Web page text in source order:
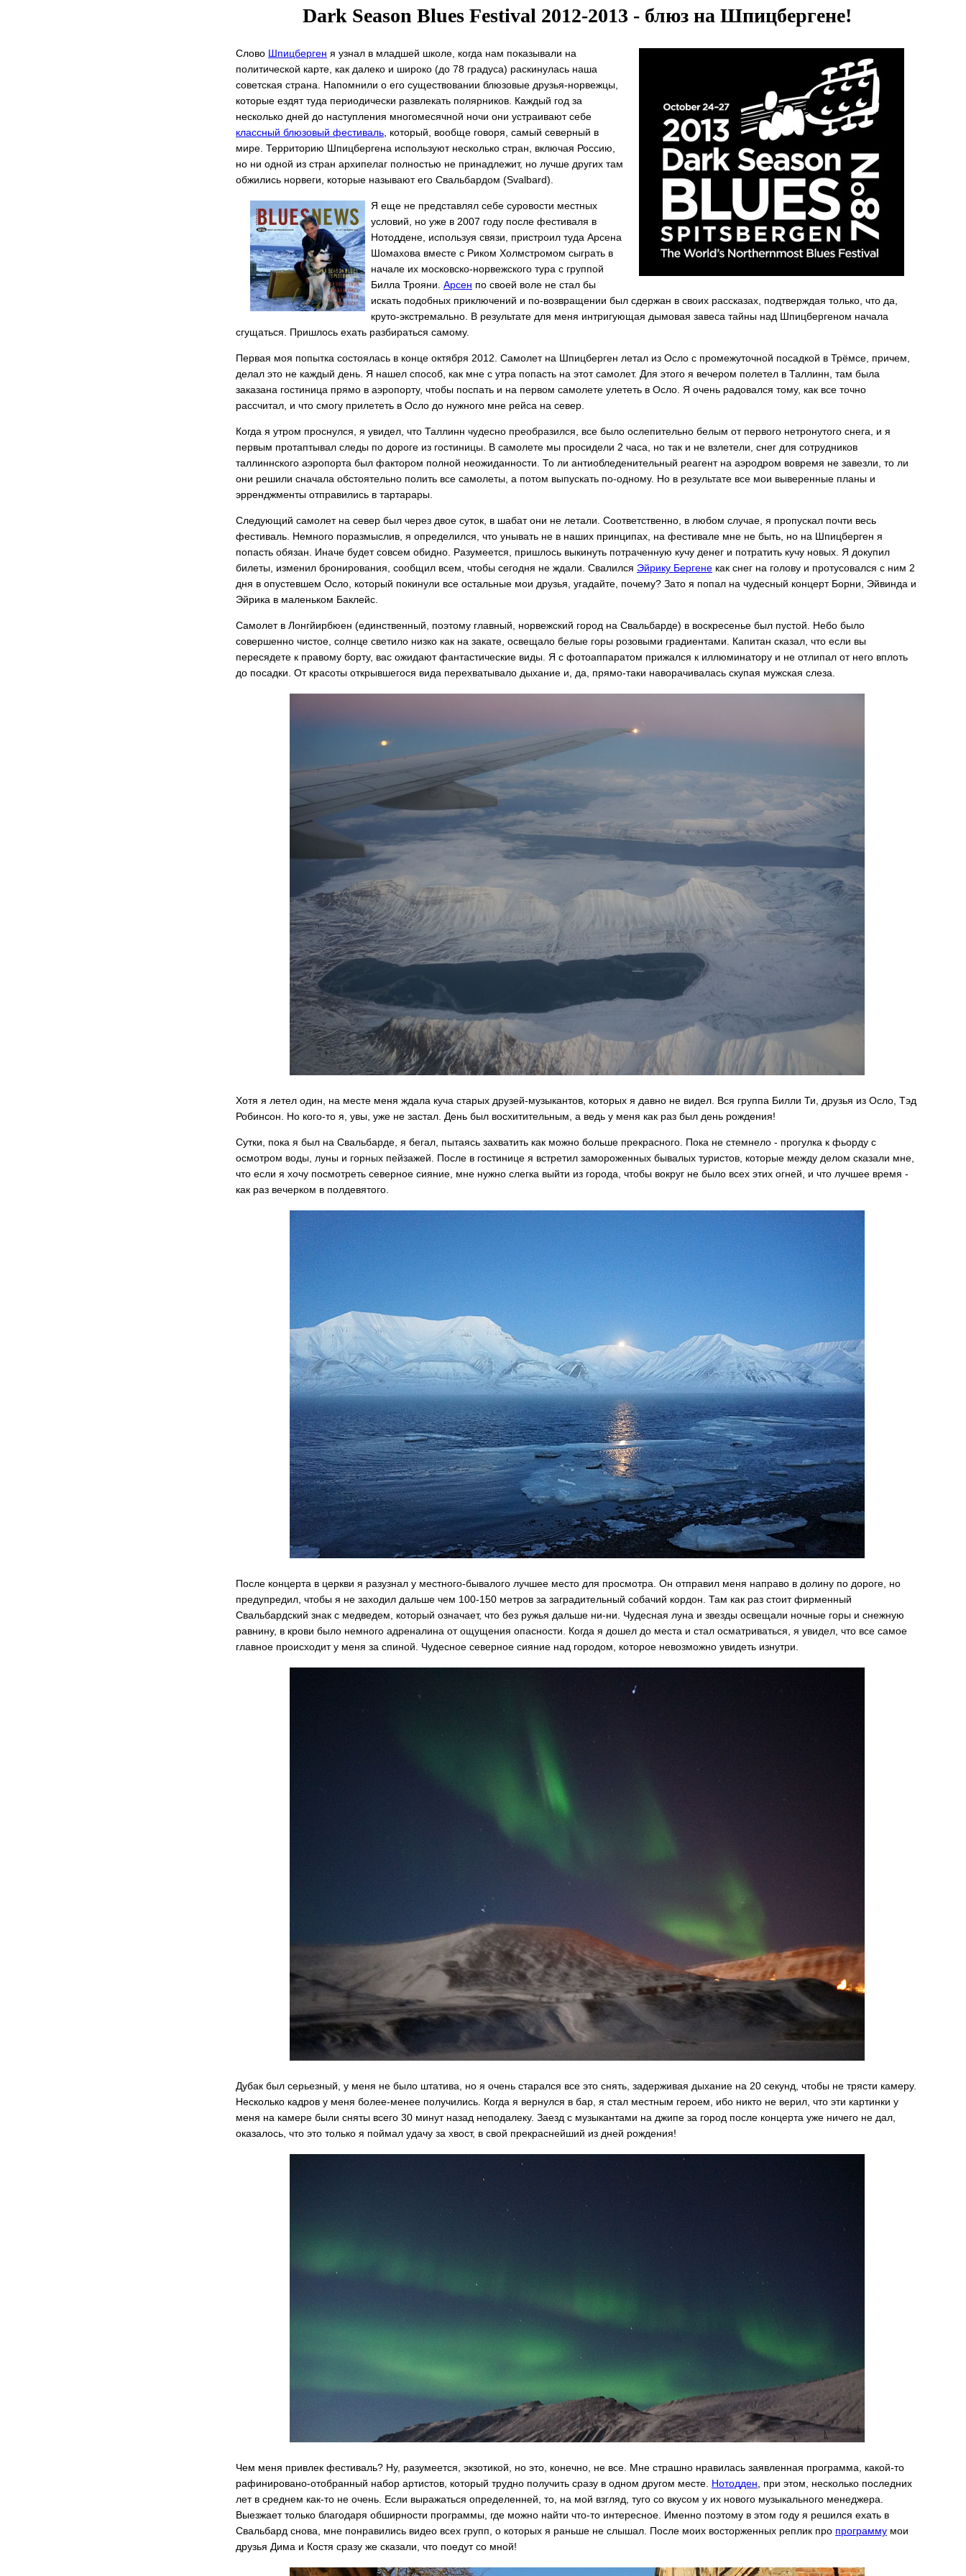
Dark Season Blues Festival 2012-2013 - блюз на Шпицбергене!
Слово Шпицберген я узнал в младшей школе, когда нам показывали на
политической карте, как далеко и широко (до 78 градуса) раскинулась наша
советская страна. Напомнили о его существовании блюзовые друзья-норвежцы,
которые ездят туда периодически развлекать полярников. Каждый год за
несколько дней до наступления многомесячной ночи они устраивают себе
классный блюзовый фестиваль , который, вообще говоря, самый северный в
мире. Территорию Шпицбергена используют несколько стран, включая Россию,
но ни одной из стран архипелаг полностью не принадлежит, но лучше других там
обжились норвеги, которые называют его Свальбардом (Svalbard).
Я еще не представлял себе суровости местных
условий, но уже в 2007 году после фестиваля в
Нотоддене, используя связи, пристроил туда Арсена
Шомахова вместе с Риком Холмстромом сыграть в
начале их московско-норвежского тура с группой
Билла Трояни. Арсен по своей воле не стал бы
искать подобных приключений и по-возвращении был сдержан в своих рассказах, подтверждая только, что да,
круто-экстремально. В результате для меня интригующая дымовая завеса тайны над Шпицбергеном начала
сгущаться. Пришлось ехать разбираться самому.
Первая моя попытка состоялась в конце октября 2012. Самолет на Шпицберген летал из Осло с промежуточной посадкой в Трёмсе, причем,
делал это не каждый день. Я нашел способ, как мне с утра попасть на этот самолет. Для этого я вечером полетел в Таллинн, там была
заказана гостиница прямо в аэропорту, чтобы поспать и на первом самолете улететь в Осло. Я очень радовался тому, как все точно
рассчитал, и что смогу прилететь в Осло до нужного мне рейса на север.
Когда я утром проснулся, я увидел, что Таллинн чудесно преобразился, все было ослепительно белым от первого нетронутого снега, и я
первым протаптывал следы по дороге из гостиницы. В самолете мы просидели 2 часа, но так и не взлетели, снег для сотрудников
таллиннского аэропорта был фактором полной неожиданности. То ли антиобледенительный реагент на аэродром вовремя не завезли, то ли
они решили сначала обстоятельно полить все самолеты, а потом выпускать по-одному. Но в результате все мои выверенные планы и
эрренджменты отправились в тартарары.
Следующий самолет на север был через двое суток, в шабат они не летали. Соответственно, в любом случае, я пропускал почти весь
фестиваль. Немного поразмыслив, я определился, что унывать не в наших принципах, на фестивале мне не быть, но на Шпицберген я
попасть обязан. Иначе будет совсем обидно. Разумеется, пришлось выкинуть потраченную кучу денег и потратить кучу новых. Я докупил
билеты, изменил бронирования, сообщил всем, чтобы сегодня не ждали. Свалился Эйрику Бергене как снег на голову и протусовался с ним 2
дня в опустевшем Осло, который покинули все остальные мои друзья, угадайте, почему? Зато я попал на чудесный концерт Борни, Эйвинда и
Эйрика в маленьком Баклейс.
Самолет в Лонгйирбюен (единственный, поэтому главный, норвежский город на Свальбарде) в воскресенье был пустой. Небо было
совершенно чистое, солнце светило низко как на закате, освещало белые горы розовыми градиентами. Капитан сказал, что если вы
пересядете к правому борту, вас ожидают фантастические виды. Я с фотоаппаратом прижался к иллюминатору и не отлипал от него вплоть
до посадки. От красоты открывшегося вида перехватывало дыхание и, да, прямо-таки наворачивалась скупая мужская слеза.
Хотя я летел один, на месте меня ждала куча старых друзей-музыкантов, которых я давно не видел. Вся группа Билли Ти, друзья из Осло, Тэд
Робинсон. Но кого-то я, увы, уже не застал. День был восхитительным, а ведь у меня как раз был день рождения!
Сутки, пока я был на Свальбарде, я бегал, пытаясь захватить как можно больше прекрасного. Пока не стемнело - прогулка к фьорду с
осмотром воды, луны и горных пейзажей. После в гостинице я встретил замороженных бывалых туристов, которые между делом сказали мне,
что если я хочу посмотреть северное сияние, мне нужно слегка выйти из города, чтобы вокруг не было всех этих огней, и что лучшее время -
как раз вечерком в полдевятого.
После концерта в церкви я разузнал у местного-бывалого лучшее место для просмотра. Он отправил меня направо в долину по дороге, но
предупредил, чтобы я не заходил дальше чем 100-150 метров за заградительный собачий кордон. Там как раз стоит фирменный
Свальбардский знак с медведем, который означает, что без ружья дальше ни-ни. Чудесная луна и звезды освещали ночные горы и снежную
равнину, в крови было немного адреналина от ощущения опасности. Когда я дошел до места и стал осматриваться, я увидел, что все самое
главное происходит у меня за спиной. Чудесное северное сияние над городом, которое невозможно увидеть изнутри.
Дубак был серьезный, у меня не было штатива, но я очень старался все это снять, задерживая дыхание на 20 секунд, чтобы не трясти камеру.
Несколько кадров у меня более-менее получились. Когда я вернулся в бар, я стал местным героем, ибо никто не верил, что эти картинки у
меня на камере были сняты всего 30 минут назад неподалеку. Заезд с музыкантами на джипе за город после концерта уже ничего не дал,
оказалось, что это только я поймал удачу за хвост, в свой прекраснейший из дней рождения!
Чем меня привлек фестиваль? Ну, разумеется, экзотикой, но это, конечно, не все. Мне страшно нравилась заявленная программа, какой-то
рафинировано-отобранный набор артистов, который трудно получить сразу в одном другом месте. Нотодден , при этом, несколько последних
лет в среднем как-то не очень. Если выражаться определенней, то, на мой взгляд, туго со вкусом у их нового музыкального менеджера.
Выезжает только благодаря обширности программы, где можно найти что-то интересное. Именно поэтому в этом году я решился ехать в
Свальбард снова, мне понравились видео всех групп, о которых я раньше не слышал. После моих восторженных реплик про программу мои
друзья Дима и Костя сразу же сказали, что поедут со мной!